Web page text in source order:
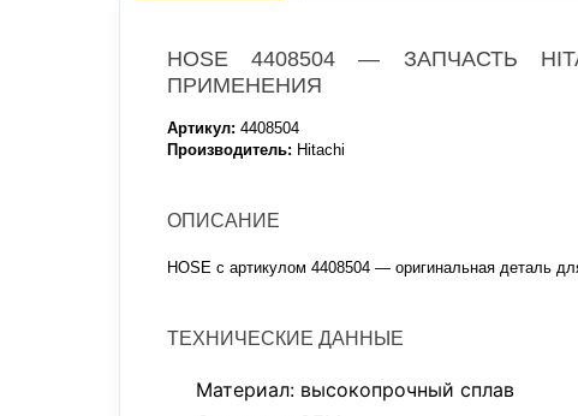
HOSE 4408504 — ЗАПЧАСТЬ
ПРИМЕНЕНИЯ
Артикул: 4408504
Производитель: Hitachi
ОПИСАНИЕ
HOSE с артикулом 4408504 — оригинальная деталь
ТЕХНИЧЕСКИЕ ДАННЫЕ
Материал: высокопрочный сплав